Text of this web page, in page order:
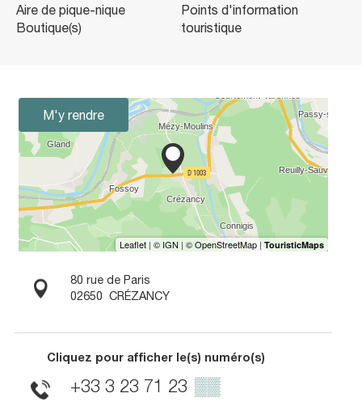
Aire de pique-nique
Boutique(s)
Points d'information
touristique
M'y rendre
80 rue de Paris
02650 CRÉZANCY
Cliquez pour afficher le(s) numéro(s)
+33 3 23 71 23 ▒▒